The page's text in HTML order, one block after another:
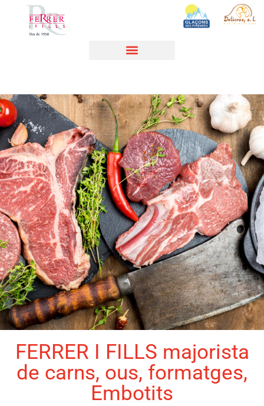
FERRER I FILLS majorista
de carns, ous, formatges,
Embotits